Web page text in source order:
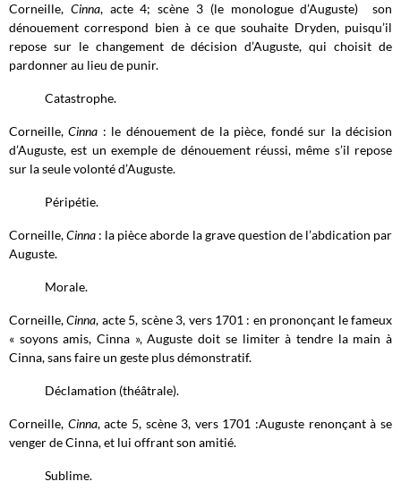
Corneille, Cinna, acte 4; scène 3 (le monologue d’Auguste) son
dénouement correspond bien à ce que souhaite Dryden, puisqu’il
repose sur le changement de décision d’Auguste, qui choisit de
pardonner au lieu de punir.
Catastrophe.
Corneille,Cinna : le dénouement de la pièce, fondé sur la décision
d’Auguste, est un exemple de dénouement réussi, même s’il repose
sur la seule volonté d’Auguste.
Péripétie.
Corneille,Cinna : la pièce aborde la grave question de l’abdication par
Auguste.
Morale.
Corneille,Cinna, acte 5, scène 3, vers 1701 : en prononçant le fameux
« soyons amis, Cinna », Auguste doit se limiter à tendre la main à
Cinna, sans faire un geste plus démonstratif.
Déclamation (théâtrale).
Corneille, Cinna, acte 5, scène 3, vers 1701 :Auguste renonçant à se
venger de Cinna, et lui offrant son amitié.
Sublime.